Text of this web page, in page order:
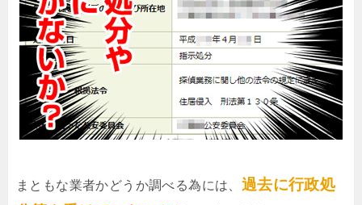
まともな業者かどうか調べる為には、 過去に行政処